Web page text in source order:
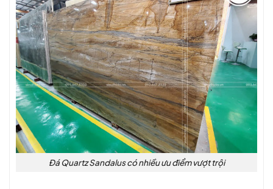
Đá Quartz Sandalus có nhiều ưu điểm vượt trội